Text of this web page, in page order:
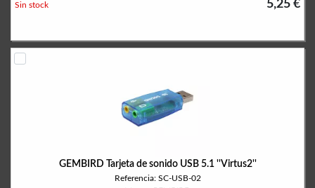
5,25 €
Sin stock
GEMBIRD Tarjeta de sonido USB 5.1 ''Virtus2''
Referencia: SC-USB-02